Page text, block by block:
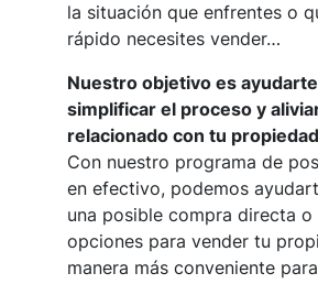
la situación que enfrentes o
rápido necesites vender…
Nuestro objetivo es
simplificar el proceso y
relacionado con tu
Con nuestro programa de
en efectivo, podemos
una posible compra directa
opciones para vender tu
manera más conveniente